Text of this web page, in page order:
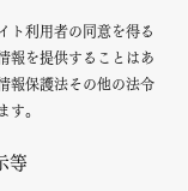
ト利用者の同意を得る
報を提供することはあ
報保護法その他の法令
す。
等